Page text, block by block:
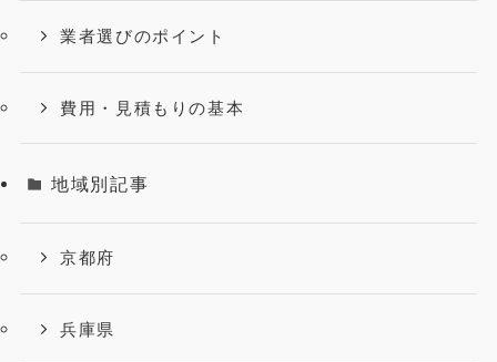
業者選びのポイント
費用・見積もりの基本
地域別記事
京都府
兵庫県